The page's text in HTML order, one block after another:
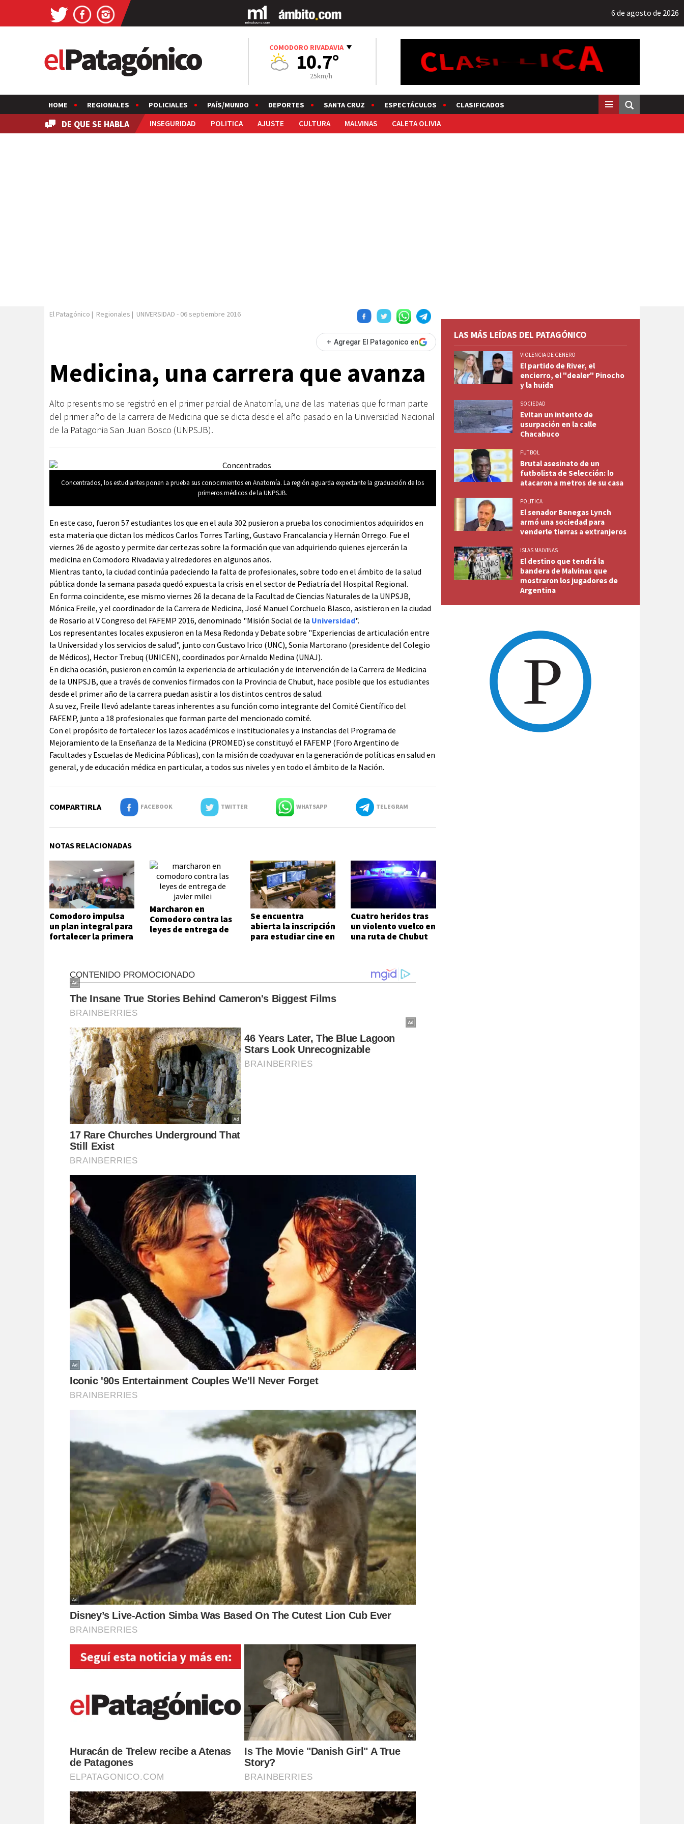
6 de agosto de 2026
COMODORO RIVADAVIA
10.7°
25km/h
HOME REGIONALES POLICIALES PAÍS/MUNDO DEPORTES SANTA CRUZ ESPECTÁCULOS CLASIFICADOS
DE QUE SE HABLA INSEGURIDAD POLITICA AJUSTE CULTURA MALVINAS CALETA OLIVIA
El Patagónico | Regionales | UNIVERSIDAD - 06 septiembre 2016
+ Agregar El Patagonico en
Medicina, una carrera que avanza
Alto presentismo se registró en el primer parcial de Anatomía, una de las materias que forman parte
del primer año de la carrera de Medicina que se dicta desde el año pasado en la Universidad Nacional
de la Patagonia San Juan Bosco (UNPSJB).
Concentrados, los estudiantes ponen a prueba sus conocimientos en Anatomía. La región aguarda expectante la graduación de los
primeros médicos de la UNPSJB.
En este caso, fueron 57 estudiantes los que en el aula 302 pusieron a prueba los conocimientos adquiridos en
esta materia que dictan los médicos Carlos Torres Tarling, Gustavo Francalancia y Hernán Orrego. Fue el
viernes 26 de agosto y permite dar certezas sobre la formación que van adquiriendo quienes ejercerán la
medicina en Comodoro Rivadavia y alrededores en algunos años.
Mientras tanto, la ciudad continúa padeciendo la falta de profesionales, sobre todo en el ámbito de la salud
pública donde la semana pasada quedó expuesta la crisis en el sector de Pediatría del Hospital Regional.
En forma coincidente, ese mismo viernes 26 la decana de la Facultad de Ciencias Naturales de la UNPSJB,
Mónica Freile, y el coordinador de la Carrera de Medicina, José Manuel Corchuelo Blasco, asistieron en la ciudad
de Rosario al V Congreso del FAFEMP 2016, denominado "Misión Social de la Universidad".
Los representantes locales expusieron en la Mesa Redonda y Debate sobre "Experiencias de articulación entre
la Universidad y los servicios de salud", junto con Gustavo Irico (UNC), Sonia Martorano (presidente del Colegio
de Médicos), Hector Trebuq (UNICEN), coordinados por Arnaldo Medina (UNAJ).
En dicha ocasión, pusieron en común la experiencia de articulación y de intervención de la Carrera de Medicina
de la UNPSJB, que a través de convenios firmados con la Provincia de Chubut, hace posible que los estudiantes
desde el primer año de la carrera puedan asistir a los distintos centros de salud.
A su vez, Freile llevó adelante tareas inherentes a su función como integrante del Comité Científico del
FAFEMP, junto a 18 profesionales que forman parte del mencionado comité.
Con el propósito de fortalecer los lazos académicos e institucionales y a instancias del Programa de
Mejoramiento de la Enseñanza de la Medicina (PROMED) se constituyó el FAFEMP (Foro Argentino de
Facultades y Escuelas de Medicina Públicas), con la misión de coadyuvar en la generación de políticas en salud en
general, y de educación médica en particular, a todos sus niveles y en todo el ámbito de la Nación.
COMPARTIRLA FACEBOOK TWITTER WHATSAPP TELEGRAM
NOTAS RELACIONADAS
Comodoro impulsa
un plan integral para
fortalecer la primera
Marcharon en
Comodoro contra las
leyes de entrega de
Se encuentra
abierta la inscripción
para estudiar cine en
Cuatro heridos tras
un violento vuelco en
una ruta de Chubut
LAS MÁS LEÍDAS DEL PATAGÓNICO
VIOLENCIA DE GENERO
El partido de River, el
encierro, el "dealer" Pinocho
y la huida
SOCIEDAD
Evitan un intento de
usurpación en la calle
Chacabuco
FUTBOL
Brutal asesinato de un
futbolista de Selección: lo
atacaron a metros de su casa
POLITICA
El senador Benegas Lynch
armó una sociedad para
venderle tierras a extranjeros
ISLAS MALVINAS
El destino que tendrá la
bandera de Malvinas que
mostraron los jugadores de
Argentina